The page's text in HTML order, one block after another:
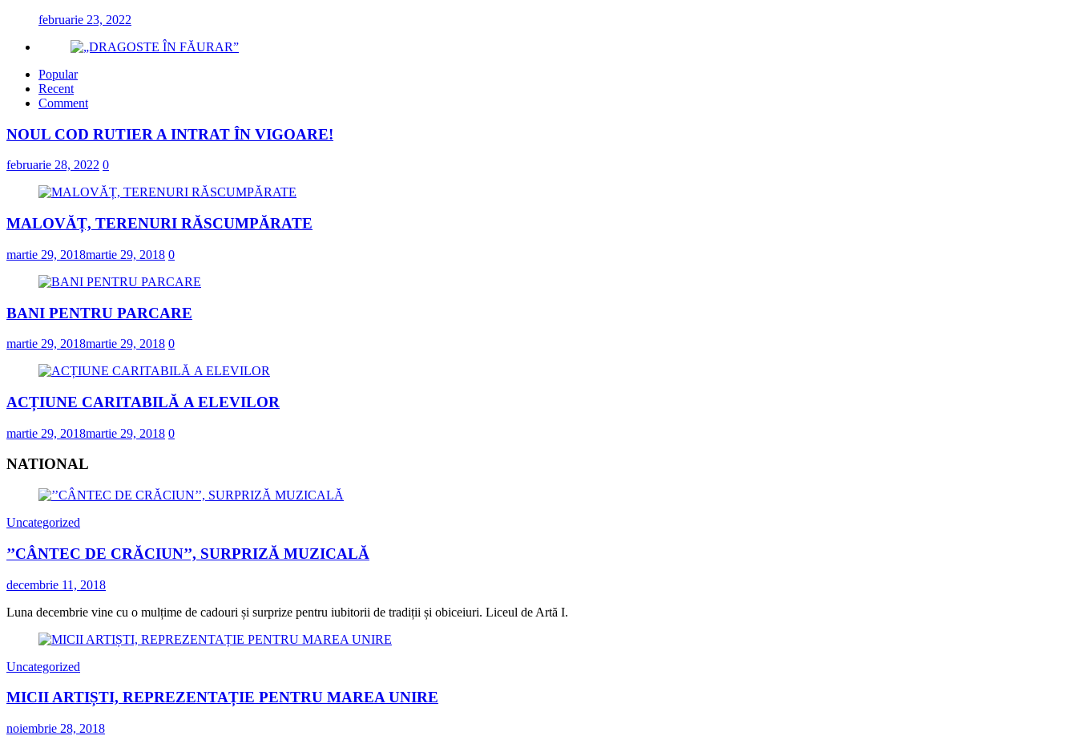
februarie 23, 2022
„DRAGOSTE ÎN FĂURAR”
februarie 23, 2022
NOUL COD RUTIER A INTRAT ÎN VIGOARE!
februarie 28, 2022
Popular
Recent
Comment
NOUL COD RUTIER A INTRAT ÎN VIGOARE!
februarie 28, 2022 0
MALOVĂȚ, TERENURI RĂSCUMPĂRATE
martie 29, 2018martie 29, 2018 0
BANI PENTRU PARCARE
martie 29, 2018martie 29, 2018 0
ACȚIUNE CARITABILĂ A ELEVILOR
martie 29, 2018martie 29, 2018 0
NATIONAL
Uncategorized
’’CÂNTEC DE CRĂCIUN’’, SURPRIZĂ MUZICALĂ
decembrie 11, 2018
Luna decembrie vine cu o mulțime de cadouri și surprize pentru iubitorii de tradiții și obiceiuri. Liceul de Artă I.
Uncategorized
MICII ARTIȘTI, REPREZENTAȚIE PENTRU MAREA UNIRE
noiembrie 28, 2018